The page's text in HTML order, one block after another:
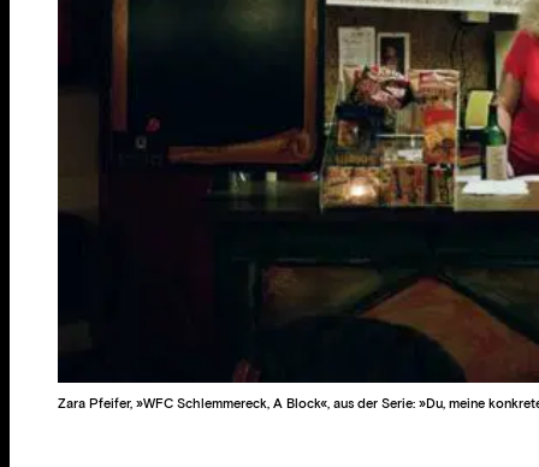
Zara Pfeifer, »WFC Schlemmereck, A Block«, aus der Serie: »Du, meine